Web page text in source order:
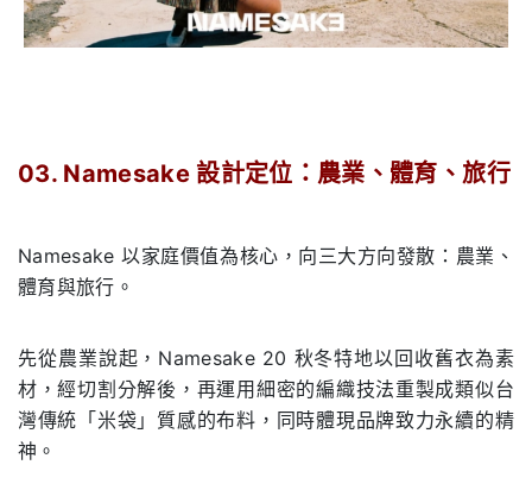
03. Namesake 設計定位：農業、體育、旅行
Namesake 以家庭價值為核心，向三大方向發散：農業、
體育與旅行。
先從農業說起，Namesake 20 秋冬特地以回收舊衣為素
材，經切割分解後，再運用細密的編織技法重製成類似台
灣傳統「米袋」質感的布料，同時體現品牌致力永續的精
神。